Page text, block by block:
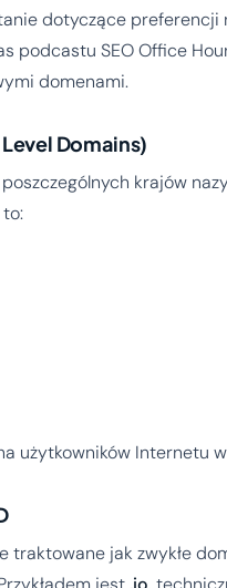
dotyczące
podcastu SEO Office
domenami.
Domains)
krajów
użytkowników Internetu
traktowane jak zwykłe